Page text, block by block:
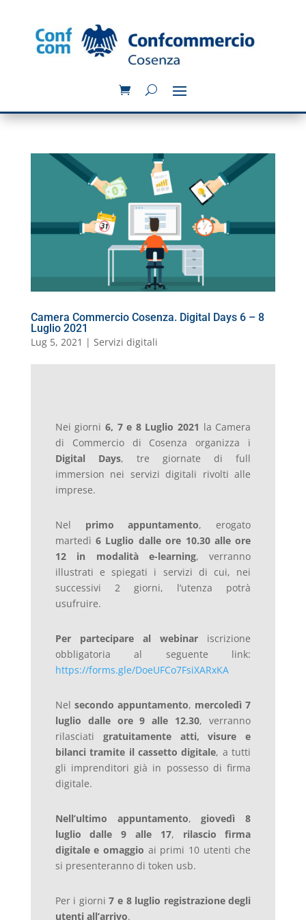
Camera Commercio Cosenza. Digital Days 6 – 8
Luglio 2021
Lug 5, 2021 | Servizi digitali
Nei giorni 6, 7 e 8 Luglio 2021 la Camera
di Commercio di Cosenza organizza i
Digital Days, tre giornate di full
immersion nei servizi digitali rivolti alle
imprese.
Nel primo appuntamento, erogato
martedì6 Luglio dalle ore 10.30 alle ore
12
in modalità e-learning, verranno
illustrati e spiegati i servizi di cui, nei
successivi 2 giorni, l’utenza potrà
usufruire.
Per partecipare al webinar iscrizione
obbligatoria al seguente link:
https://forms.gle/DoeUFCo7FsiXARxKA
Nel secondo appuntamento, mercoledì 7
luglio dalle ore 9 alle 12.30, verranno
rilasciati gratuitamente atti, visure e
bilanci tramite il cassetto digitale, a tutti
gli imprenditori già in possesso di firma
digitale.
Nell’ultimo appuntamento,giovedì 8
luglio dalle 9 alle 17, rilascio firma
digitale e omaggio ai primi 10 utenti che
si presenteranno di token usb.
Per i giorni7 e 8 luglio registrazione degli
utenti all’arrivo.